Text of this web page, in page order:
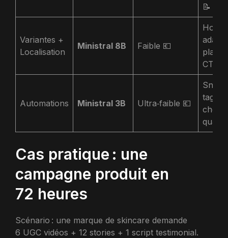
📝
Variantes +
Localisation
Ministral 8B Faible 💶
Hooks
CTA
Automations Ministral 3B Ultra‑faible 💶
tags,
Cas pratique : une
campagne produit en
72 heures
Scénario : une marque de skincare demande
6 UGC vidéos + 12 stories + 1 script testimonial.